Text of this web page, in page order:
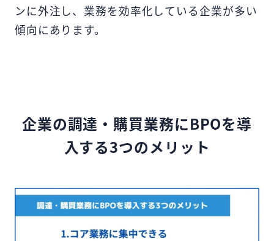
ンに外注し、業務を効率化している企業が多い
傾向にあります。
企業の調達・購買業務にBPOを導
入する3つのメリット